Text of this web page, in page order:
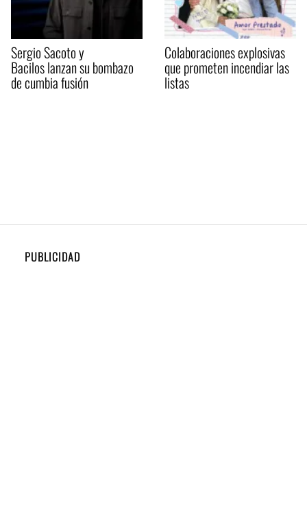
Sergio Sacoto y
Bacilos lanzan su bombazo
de cumbia fusión
Colaboraciones explosivas
que prometen incendiar las
listas
PUBLICIDAD